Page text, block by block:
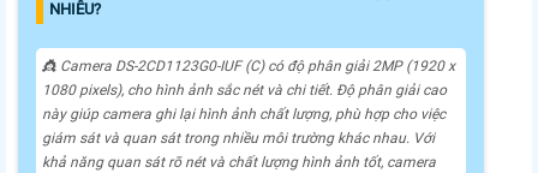
NHIÊU?
👸 Camera DS-2CD1123G0-IUF (C) có độ phân giải 2MP (1920 x
1080 pixels), cho hình ảnh sắc nét và chi tiết. Độ phân giải cao
này giúp camera ghi lại hình ảnh chất lượng, phù hợp cho việc
giám sát và quan sát trong nhiều môi trường khác nhau. Với
khả năng quan sát rõ nét và chất lượng hình ảnh tốt, camera